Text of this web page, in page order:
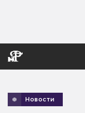
Новости